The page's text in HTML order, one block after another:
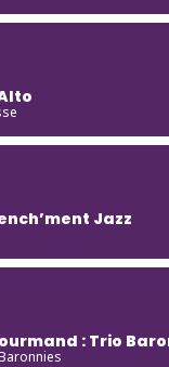
Jazz
: Trio